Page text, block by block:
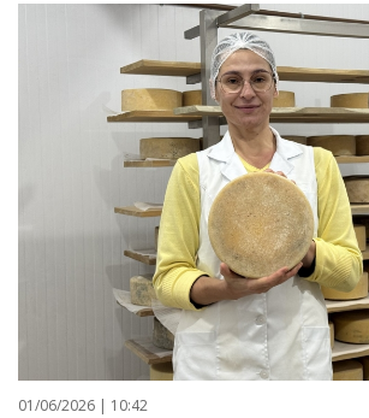
PUBLICAÇÕES
CONTATO
01/06/2026 | 10:42